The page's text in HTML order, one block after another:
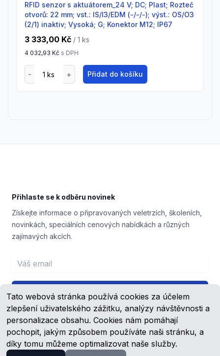
Tato webová stránka používá cookies za účelem
zlepšení uživatelského zážitku, analýzy návštěvnosti a
personalizace obsahu. Cookies nám pomáhají
pochopit, jakým způsobem používáte naši stránku, a
díky tomu můžeme optimalizovat naše služby.
RFID senzor s aktuátorem_24 V; DC; Plast; Rozteč
otvorů: 22 mm; vst.: IS/I3/EDM (-/-/-); výst.: OS/O3
(2/1) inaktiv; Vysoká; G; Konektor M12; IP67
3 333,00 Kč / 1 ks
4 032,93 Kč s DPH
Přidat do košíku
Přihlaste se k odběru novinek
Získejte informace o připravovaných veletrzích, školeních,
novinkách, speciálních cenových nabídkách a různých
zajímavých akcích.
Email address
Přihlášení
FacebookYouTube